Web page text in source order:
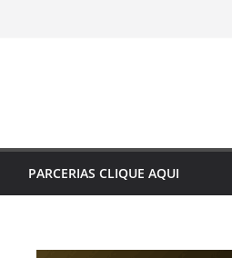
PARCERIAS CLIQUE AQUI